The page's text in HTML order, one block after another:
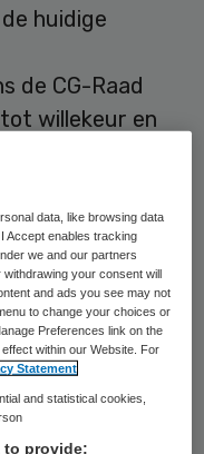
huidige
de CG-Raad
willekeur en
worden
besteed,
gezamenlijke
en
data, like browsing data
Accept enables tracking
we and our partners
your consent will
and ads you see may not
to change your choices or
Preferences link on the
within our Website. For
Statement
and statistical cookies,
to provide: